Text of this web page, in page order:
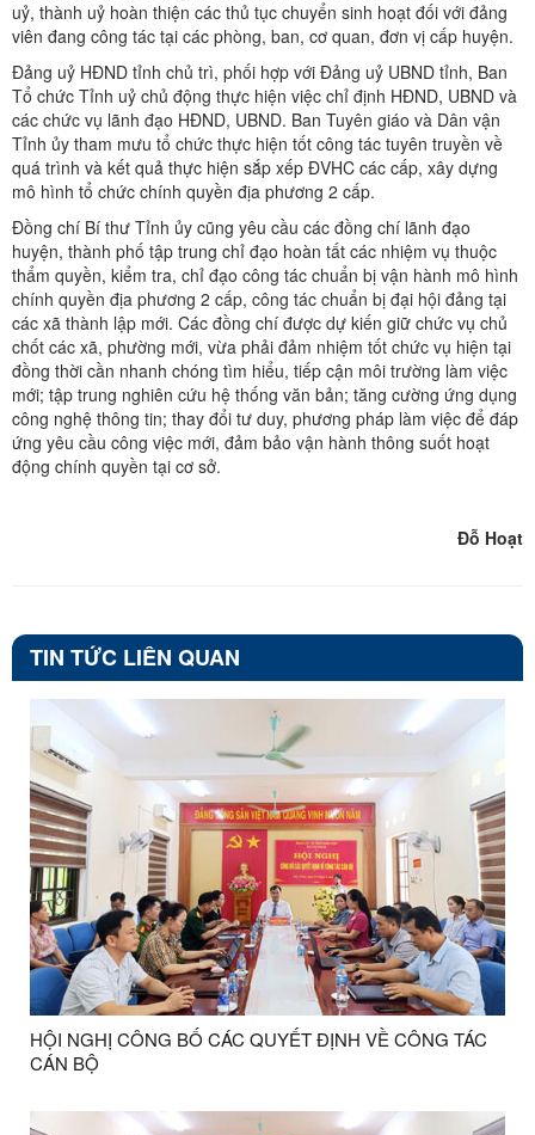
uỷ, thành uỷ hoàn thiện các thủ tục chuyển sinh hoạt đối với đảng
viên đang công tác tại các phòng, ban, cơ quan, đơn vị cấp huyện.
Đảng uỷ HĐND tỉnh chủ trì, phối hợp với Đảng uỷ UBND tỉnh, Ban
Tổ chức Tỉnh uỷ chủ động thực hiện việc chỉ định HĐND, UBND và
các chức vụ lãnh đạo HĐND, UBND. Ban Tuyên giáo và Dân vận
Tỉnh ủy tham mưu tổ chức thực hiện tốt công tác tuyên truyền về
quá trình và kết quả thực hiện sắp xếp ĐVHC các cấp, xây dựng
mô hình tổ chức chính quyền địa phương 2 cấp.
Đồng chí Bí thư Tỉnh ủy cũng yêu cầu các đồng chí lãnh đạo
huyện, thành phố tập trung chỉ đạo hoàn tất các nhiệm vụ thuộc
thẩm quyền, kiểm tra, chỉ đạo công tác chuẩn bị vận hành mô hình
chính quyền địa phương 2 cấp, công tác chuẩn bị đại hội đảng tại
các xã thành lập mới. Các đồng chí được dự kiến giữ chức vụ chủ
chốt các xã, phường mới, vừa phải đảm nhiệm tốt chức vụ hiện tại
đồng thời cần nhanh chóng tìm hiểu, tiếp cận môi trường làm việc
mới; tập trung nghiên cứu hệ thống văn bản; tăng cường ứng dụng
công nghệ thông tin; thay đổi tư duy, phương pháp làm việc để đáp
ứng yêu cầu công việc mới, đảm bảo vận hành thông suốt hoạt
động chính quyền tại cơ sở.
Đỗ Hoạt
TIN TỨC LIÊN QUAN
HỘI NGHỊ CÔNG BỐ CÁC QUYẾT ĐỊNH VỀ CÔNG TÁC
CÁN BỘ